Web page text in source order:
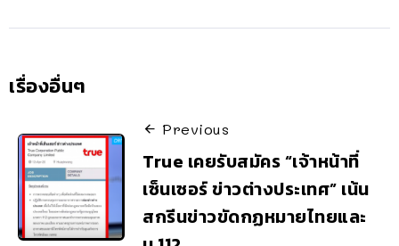
เรื่องอื่นๆ
Previous
True เคยรับสมัคร “เจ้าหน้าที่
เซ็นเซอร์ ข่าวต่างประเทศ” เน้น
สกรีนข่าวขัดกฏหมายไทยและ